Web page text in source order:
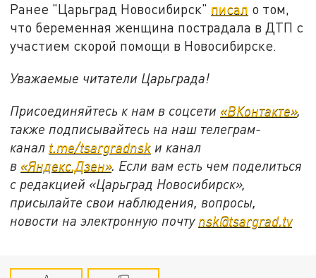
Ранее "Царьград Новосибирск" писал о том,
что беременная женщина пострадала в ДТП с
участием скорой помощи в Новосибирске.
Уважаемые читатели Царьграда!
Присоединяйтесь к нам в соцсети «ВКонтакте»,
также подписывайтесь на наш телеграм-
канал t.me/tsargradnsk и канал
в «Яндекс.Дзен». Если вам есть чем поделиться
с редакцией «Царьград Новосибирск»,
присылайте свои наблюдения, вопросы,
новости на электронную почту nsk@tsargrad.tv